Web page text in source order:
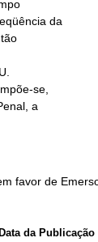
favor de
Data da Publicação